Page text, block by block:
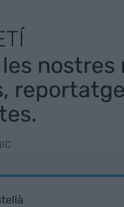
nostres